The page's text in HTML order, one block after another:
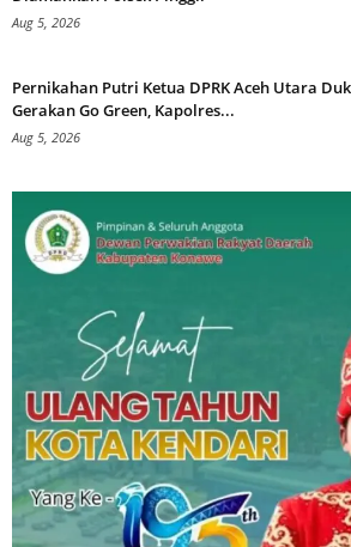
Aug 5, 2026
Pernikahan Putri Ketua DPRK Aceh Utara
Gerakan Go Green, Kapolres...
Aug 5, 2026